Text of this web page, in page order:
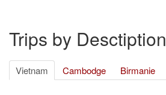
Trips by Desctiption
Vietnam Cambodge Birmanie